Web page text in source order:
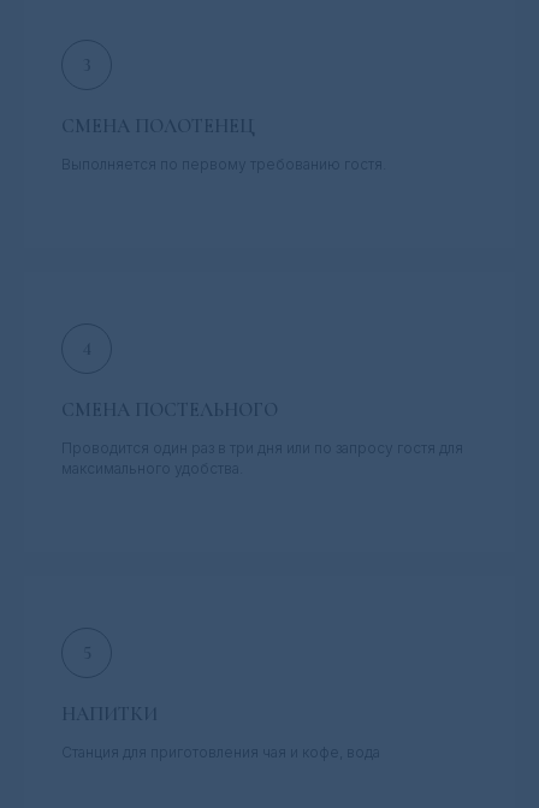
СМЕНА ПОЛОТЕНЕЦ
Выполняется по первому требованию гостя.
СМЕНА ПОСТЕЛЬНОГО
Проводится один раз в три дня или по запросу гостя для
максимального удобства.
НАПИТКИ
Станция для приготовления чая и кофе, вода